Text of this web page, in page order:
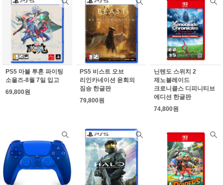
PS5 마블 투혼 파이팅
소울즈-8월 7일 입고
69,800원
PS5 비스트 오브
리인카네이션 윤회의
짐승 한글판
79,800원
닌텐도 스위치 2
제노블레이드
크로니클스 디피니티브
에디션 한글판
74,800원